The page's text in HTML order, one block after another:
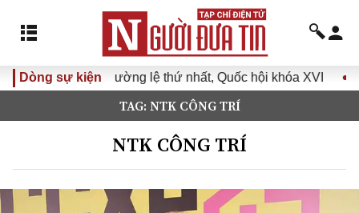
Dòng sự kiện
thường lệ thứ nhất, Quốc hội khóa XVI Đưa Nghị
TAG: NTK CÔNG TRÍ
NTK CÔNG TRÍ